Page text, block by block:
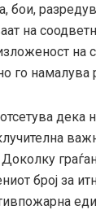
бои,
на
го
дека
број за